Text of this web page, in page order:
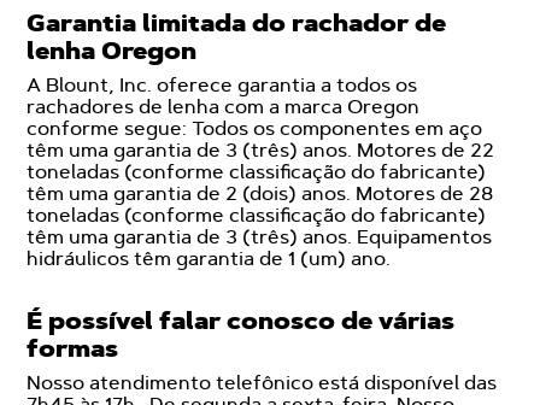
Garantia limitada do rachador de
lenha Oregon
A Blount, Inc. oferece garantia a todos os
rachadores de lenha com a marca Oregon
conforme segue: Todos os componentes em aço
têm uma garantia de 3 (três) anos. Motores de 22
toneladas (conforme classificação do fabricante)
têm uma garantia de 2 (dois) anos. Motores de 28
toneladas (conforme classificação do fabricante)
têm uma garantia de 3 (três) anos. Equipamentos
hidráulicos têm garantia de 1 (um) ano.
É possível falar conosco de várias
formas
Nosso atendimento telefônico está disponível das